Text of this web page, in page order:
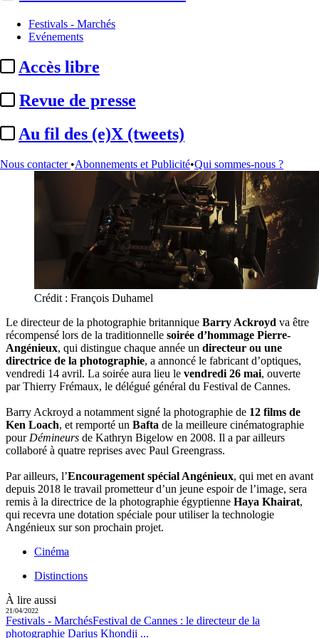
Festivals - Marchés
Evénements
Accès libre
Revue de presse
Au fil des (e)X (tweets)
Nous contacter •Abonnements et Publicité•Qui sommes-nous ?
Crédit : François Duhamel
Le directeur de la photographie britannique Barry Ackroyd va être
récompensé lors de la traditionnelle soirée d’hommage Pierre-
Angénieux, qui distingue chaque année un directeur ou une
directrice de la photographie, a annoncé le fabricant d’optiques,
vendredi 14 avril. La soirée aura lieu le vendredi 26 mai, ouverte
par Thierry Frémaux, le délégué général du Festival de Cannes.
Barry Ackroyd a notamment signé la photographie de 12 films de
Ken Loach, et remporté un Bafta de la meilleure cinématographie
pour Démineurs de Kathryn Bigelow en 2008. Il a par ailleurs
collaboré à quatre reprises avec Paul Greengrass.
Par ailleurs, l’Encouragement spécial Angénieux, qui met en avant
depuis 2018 le travail prometteur d’un jeune espoir de l’image, sera
remis à la directrice de la photographie égyptienne Haya Khairat,
qui recevra une dotation spéciale pour utiliser la technologie
Angénieux sur son prochain projet.
Cinéma
Distinctions
À lire aussi
21/04/2022
Festivals - MarchésFestival de Cannes : le directeur de la
photographie Darius Khondji ...